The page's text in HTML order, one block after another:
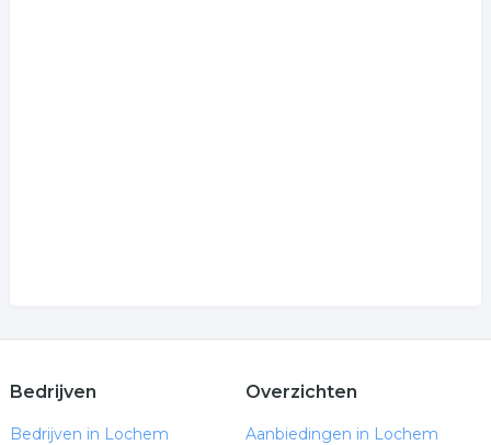
Bedrijven
Bedrijven in Lochem
Overzichten
Aanbiedingen in Lochem